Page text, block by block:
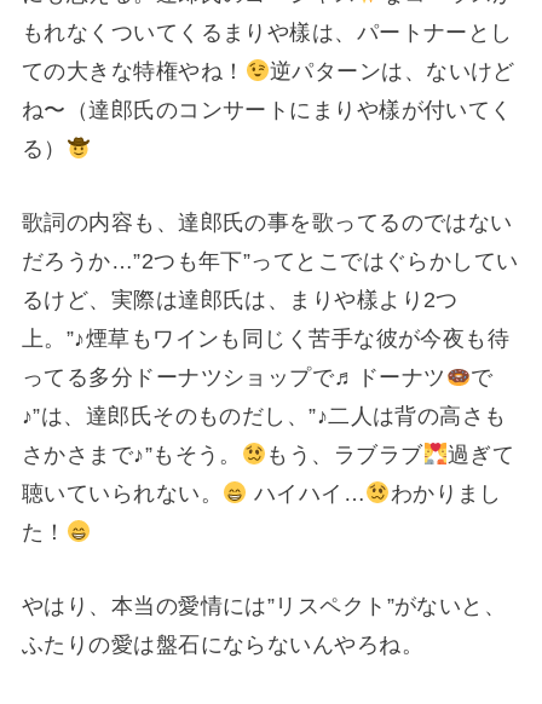
もれなくついてくるまりや樣は、パートナーとし
ての大きな特権やね！
逆パターンは、ないけど
ね〜（達郎氏のコンサートにまりや樣が付いてく
る）
歌詞の内容も、達郎氏の事を歌ってるのではない
だろうか…”2つも年下”ってとこではぐらかしてい
るけど、実際は達郎氏は、まりや樣より2つ
上。”♪煙草もワインも同じく苦手な彼が今夜も待
ってる多分ドーナツショップで♬ドーナツ
で
♪”は、達郎氏そのものだし、”♪二人は背の高さも
さかさまで♪”もそう。
もう、ラブラブ
過ぎて
聴いていられない。
ハイハイ…
わかりまし
た！
やはり、本当の愛情には”リスペクト”がないと、
ふたりの愛は盤石にならないんやろね。